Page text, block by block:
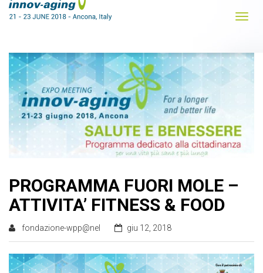
PROGRAMMA FUORI MOLE –
ATTIVITA’ FITNESS & FOOD
fondazione-wpp@nel giu 12, 2018